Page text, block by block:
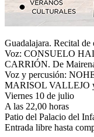
Guadalajara. Recital
Voz: CONSUELO
CARRIÓN. De
Voz y percusión:
MARISOL VALLEJO
Viernes 10 de julio
A las 22,00 horas
Patio del Palacio del
Entrada libre hasta